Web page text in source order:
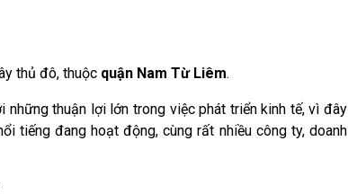
thủ đô, thuộc quận Nam Từ Liêm.
những thuận lợi lớn trong việc phát triển kinh tế, vì đây
tiếng đang hoạt động, cùng rất nhiều công ty, doanh